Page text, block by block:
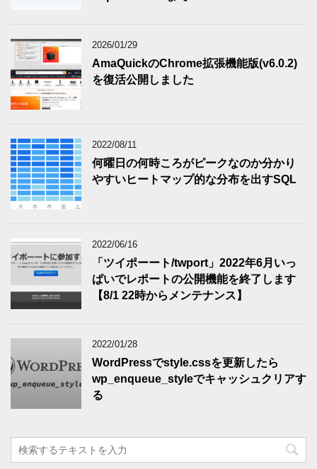
2026/01/29
AmaQuickのChrome拡張機能版(v6.0.2)
を復活公開しました
2022/08/11
何曜日の何時ころがピークなのか分かり
やすいヒートマップ的な分布を出すSQL
2022/06/16
「ツイポーート/twport」2022年6月いっ
ぱいでレポートの公開機能を終了します
【8/1 22時からメンテナンス】
2022/01/28
WordPressでstyle.cssを更新したら
wp_enqueue_styleでキャッシュクリアす
る